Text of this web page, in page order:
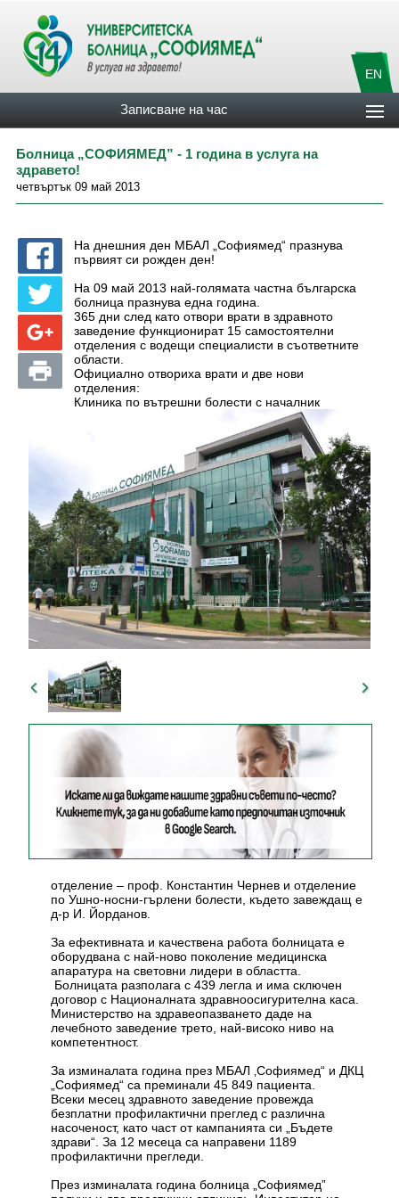
EN
Записване на час
Болница „СОФИЯМЕД” - 1 година в услуга на
здравето!
четвъртък 09 май 2013
На днешния ден МБАЛ „Софиямед“ празнува
първият си рожден ден!
На 09 май 2013 най-голямата частна българска
болница празнува една година.
365 дни след като отвори врати в здравното
заведение функционират 15 самостоятелни
отделения с водещи специалисти в съответните
области.
Официално отвориха врати и две нови
отделения:
Клиника по вътрешни болести с началник
отделение – проф. Константин Чернев и отделение
по Ушно-носни-гърлени болести, където завеждащ е
д-р И. Йорданов.
За ефективната и качествена работа болницата е
оборудвана с най-ново поколение медицинска
апаратура на световни лидери в областта.
Болницата разполага с 439 легла и има сключен
договор с Националната здравноосигурителна каса.
Министерство на здравеопазването даде на
лечебното заведение трето, най-високо ниво на
компетентност.
За изминалата година през МБАЛ ‚Софиямед“ и ДКЦ
„Софиямед“ са преминали 45 849 пациента.
Всеки месец здравното заведение провежда
безплатни профилактични преглед с различна
насоченост, като част от кампанията си „Бъдете
здрави“. За 12 месеца са направени 1189
профилактични прегледи.
През изминалата година болница „Софиямед”